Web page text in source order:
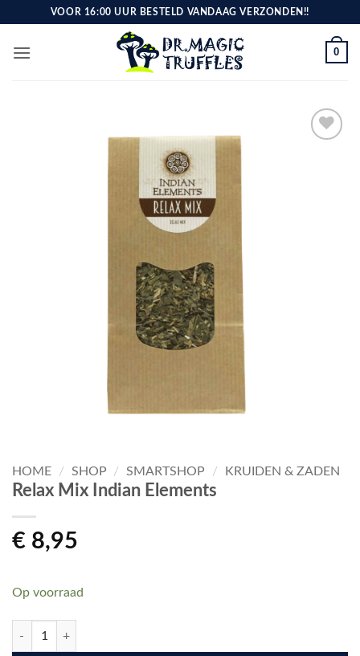
inhoud
VOOR 16:00 UUR BESTELD VANDAAG VERZONDEN!!
0
HOME / SHOP / SMARTSHOP / KRUIDEN & ZADEN
Relax Mix Indian Elements
€ 8,95
Op voorraad
Relax Mix Indian Elements aantal